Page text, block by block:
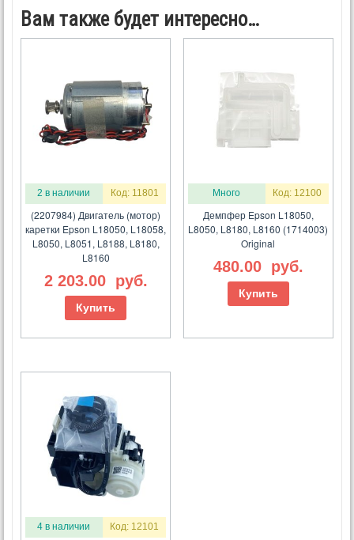
Вам также будет интересно…
2 в наличии Код: 11801
(2207984) Двигатель (мотор)
каретки Epson L18050, L18058,
L8050, L8051, L8188, L8180,
L8160
2 203.00 руб.
Купить
Много Код: 12100
Демпфер Epson L18050,
L8050, L8180, L8160 (1714003)
Original
480.00 руб.
Купить
4 в наличии Код: 12101